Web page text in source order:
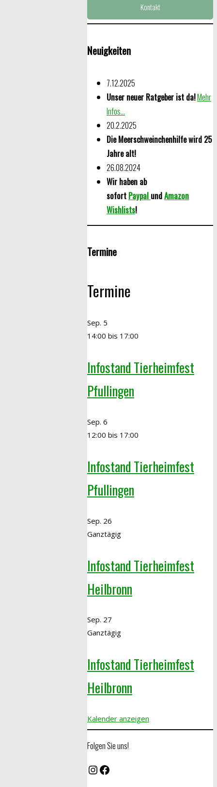
Kontakt
Neuigkeiten
7.12.2025
Unser neuer Ratgeber ist da!Mehr
Infos...
20.2.2025
Die Meerschweinchenhilfe wird 25
Jahre alt!
26.08.2024
Wir haben ab
sofort Paypal undAmazon
Wishlists!
Termine
Termine
Sep. 5
14:00 bis 17:00
Infostand Tierheimfest
Pfullingen
Sep. 6
12:00 bis 17:00
Infostand Tierheimfest
Pfullingen
Sep. 26
Ganztägig
Infostand Tierheimfest
Heilbronn
Sep. 27
Ganztägig
Infostand Tierheimfest
Heilbronn
Kalender anzeigen
Folgen Sie uns!
Instagram
Facebook